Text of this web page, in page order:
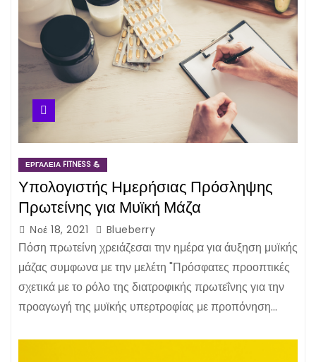
ΕΡΓΑΛΕΊΑ FITNESS 💪
Υπολογιστής Ημερήσιας Πρόσληψης
Πρωτείνης για Μυϊκή Μάζα
Νοέ 18, 2021 Blueberry
Πόση πρωτείνη χρειάζεσαι την ημέρα για άυξηση μυϊκής
μάζας συμφωνα με την μελέτη "Πρόσφατες προοπτικές
σχετικά με το ρόλο της διατροφικής πρωτεΐνης για την
προαγωγή της μυϊκής υπερτροφίας με προπόνηση…